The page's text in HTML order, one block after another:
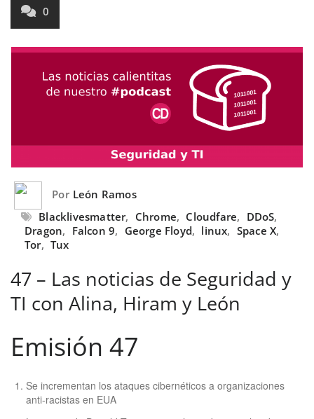
0
Por León Ramos
Blacklivesmatter, Chrome, Cloudfare, DDoS,
Dragon, Falcon 9, George Floyd, linux, Space X,
Tor, Tux
47 – Las noticias de Seguridad y
TI con Alina, Hiram y León
Emisión 47
Se incrementan los ataques cibernéticos a organizaciones
anti-racistas en EUA